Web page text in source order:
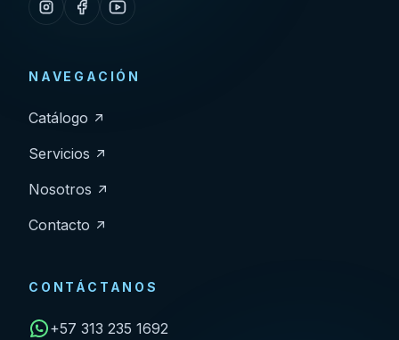
NAVEGACIÓN
Catálogo
Servicios
Nosotros
Contacto
CONTÁCTANOS
+57 313 235 1692